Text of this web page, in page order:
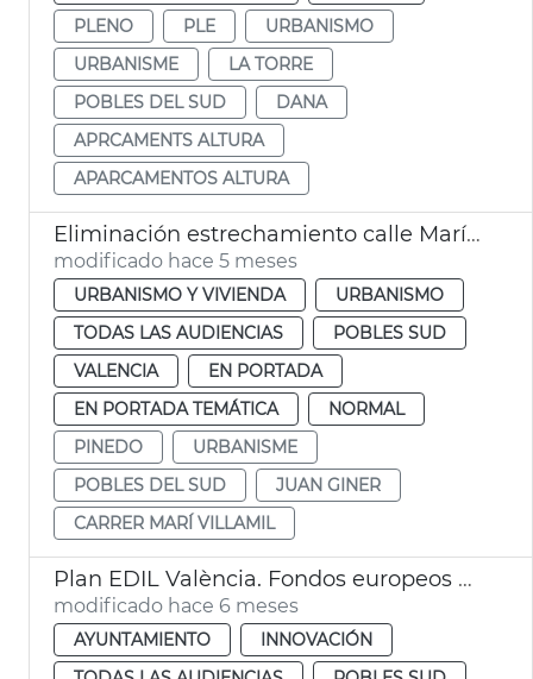
PLENO
PLE
URBANISMO
URBANISME
LA TORRE
POBLES DEL SUD
DANA
APRCAMENTS ALTURA
APARCAMENTOS ALTURA
Eliminación estrechamiento calle Marí Villamil Pinedo
modificado hace 5 meses
URBANISMO Y VIVIENDA
URBANISMO
TODAS LAS AUDIENCIAS
POBLES SUD
VALENCIA
EN PORTADA
EN PORTADA TEMÁTICA
NORMAL
PINEDO
URBANISME
POBLES DEL SUD
JUAN GINER
CARRER MARÍ VILLAMIL
Plan EDIL València. Fondos europeos dana Pobles del Sud
modificado hace 6 meses
AYUNTAMIENTO
INNOVACIÓN